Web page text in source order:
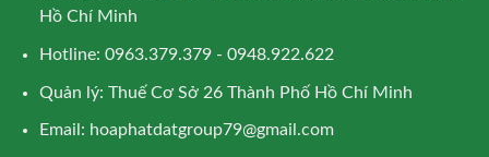
Hồ Chí Minh
Hotline: 0963.379.379 - 0948.922.622
Quản lý: Thuế Cơ Sở 26 Thành Phố Hồ Chí Minh
Email: hoaphatdatgroup79@gmail.com